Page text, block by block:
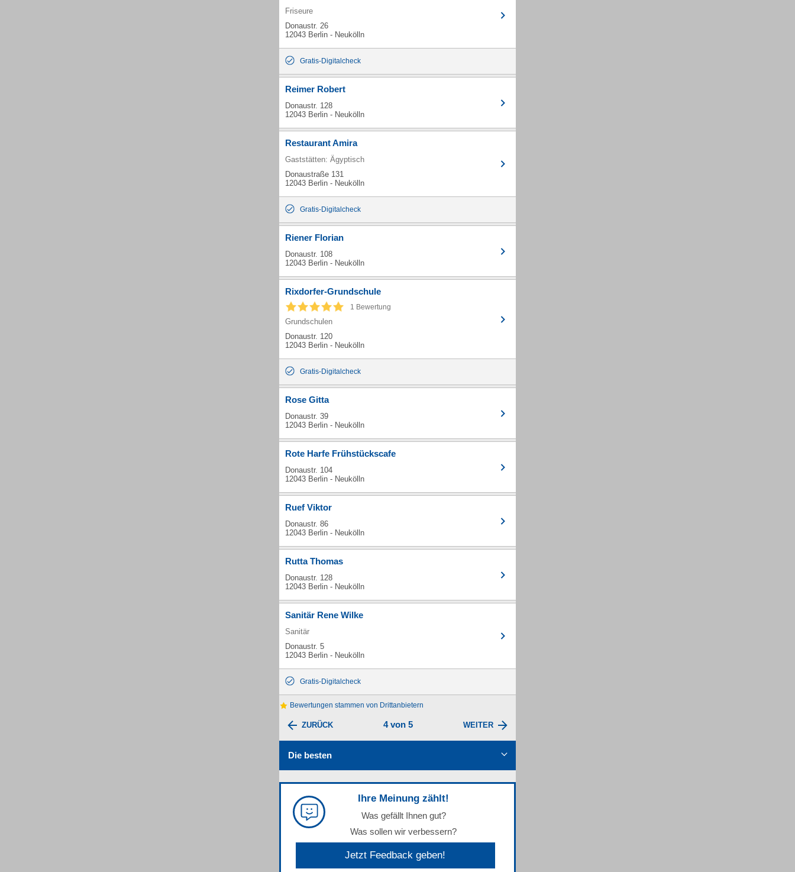
Friseure
Donaustr. 26
12043 Berlin - Neukölln
Gratis-Digitalcheck
Reimer Robert
Donaustr. 128
12043 Berlin - Neukölln
Restaurant Amira
Gaststätten: Ägyptisch
Donaustraße 131
12043 Berlin - Neukölln
Gratis-Digitalcheck
Riener Florian
Donaustr. 108
12043 Berlin - Neukölln
Rixdorfer-Grundschule
1 Bewertung
Grundschulen
Donaustr. 120
12043 Berlin - Neukölln
Gratis-Digitalcheck
Rose Gitta
Donaustr. 39
12043 Berlin - Neukölln
Rote Harfe Frühstückscafe
Donaustr. 104
12043 Berlin - Neukölln
Ruef Viktor
Donaustr. 86
12043 Berlin - Neukölln
Rutta Thomas
Donaustr. 128
12043 Berlin - Neukölln
Sanitär Rene Wilke
Sanitär
Donaustr. 5
12043 Berlin - Neukölln
Gratis-Digitalcheck
Bewertungen stammen von Drittanbietern
ZURÜCK 4 von 5 WEITER
Die besten
Ihre Meinung zählt!
Was gefällt Ihnen gut?
Was sollen wir verbessern?
Jetzt Feedback geben!